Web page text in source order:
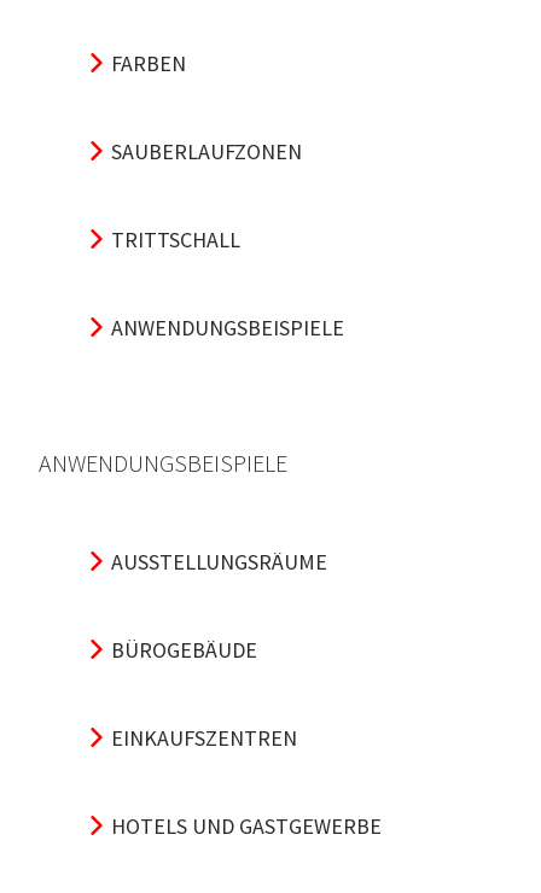
FARBEN
SAUBERLAUFZONEN
TRITTSCHALL
ANWENDUNGSBEISPIELE
ANWENDUNGSBEISPIELE
AUSSTELLUNGSRÄUME
BÜROGEBÄUDE
EINKAUFSZENTREN
HOTELS UND GASTGEWERBE